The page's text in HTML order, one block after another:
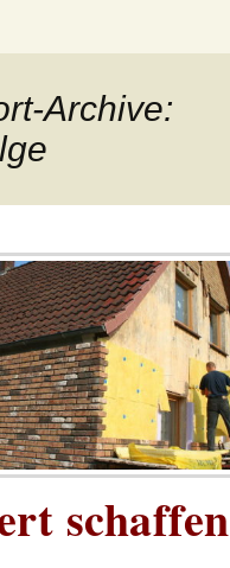
Archive:
schaffen